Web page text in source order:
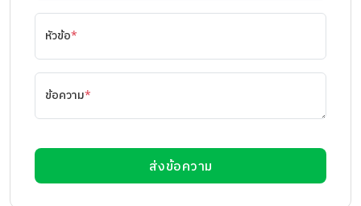
หัวข้อ*
ข้อความ*
ส่งข้อความ